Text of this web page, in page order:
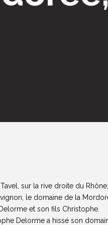
sur la rive droite du
le domaine de la
et son fils Christophe.
Delorme a hissé son